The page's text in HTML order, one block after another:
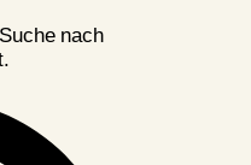
nach